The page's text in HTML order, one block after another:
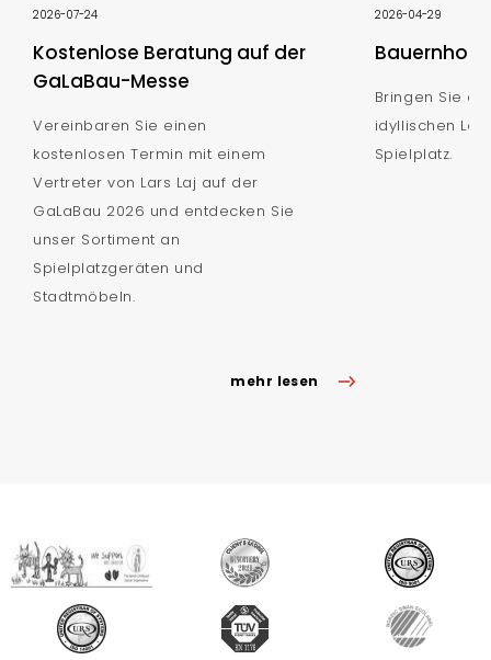
2026-07-24
Kostenlose Beratung auf der
GaLaBau-Messe
Vereinbaren Sie einen
kostenlosen Termin mit einem
Vertreter von Lars Laj auf der
GaLaBau 2026 und entdecken Sie
unser Sortiment an
Spielplatzgeräten und
Stadtmöbeln.
mehr lesen
2026-04-29
Bauernhof
Bringen Sie
idyllischen
Spielplatz.